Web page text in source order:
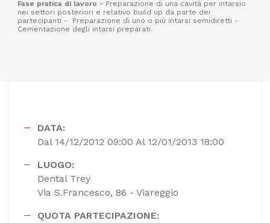
Fase pratica di lavoro - Preparazione di una cavità per intarsio
nei settori posteriori e relativo build up da parte dei
partecipanti -
Preparazione di uno o più intarsi semidiretti -
Cementazione degli intarsi preparati.
DATA:
Dal 14/12/2012 09:00 Al 12/01/2013 18:00
LUOGO:
Dental Trey
Via S.Francesco, 86 - Viareggio
QUOTA PARTECIPAZIONE: